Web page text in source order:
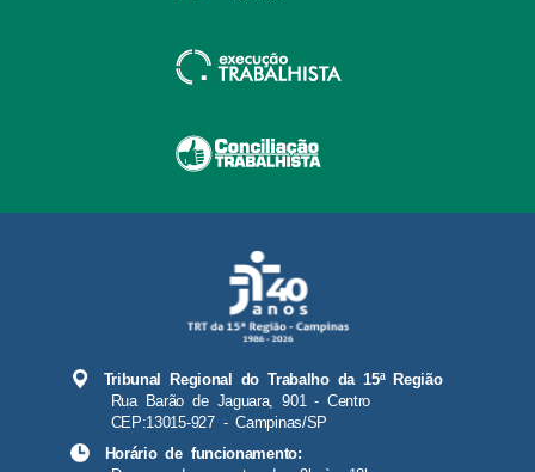
Tribunal Regional do Trabalho da 15ª Região
Rua Barão de Jaguara, 901 - Centro
CEP:13015-927 - Campinas/SP
Horário de funcionamento: